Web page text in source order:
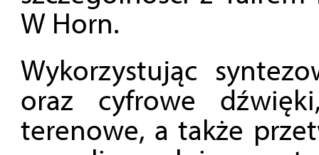
W Horn.
Wykorzystując
oraz cyfrowe
terenowe, a także